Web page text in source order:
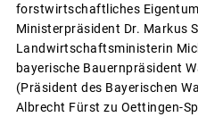
forstwirtschaftliches
Ministerpräsident Dr. Markus
Landwirtschaftsministerin
bayerische Bauernpräsident
(Präsident des Bayerischen
Albrecht Fürst zu Oettingen-